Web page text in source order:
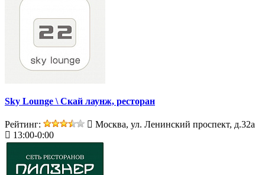
Sky Lounge \ Скай лаунж, ресторан
Рейтинг:
Москва, ул. Ленинский проспект, д.32а
13:00-0:00